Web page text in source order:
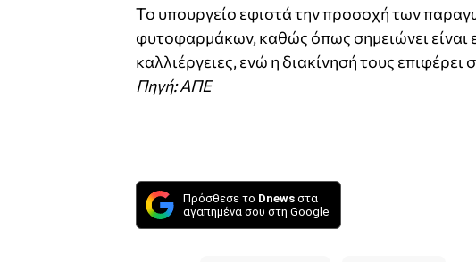
Το υπουργείο εφιστά την προσοχή των
φυτοφαρμάκων, καθώς όπως σημειώνει είναι
καλλιέργειες, ενώ η διακίνησή τους επιφέρει
Πηγή: ΑΠΕ
Πρόσθεσε το Dnews στα
αγαπημένα σου στη Google